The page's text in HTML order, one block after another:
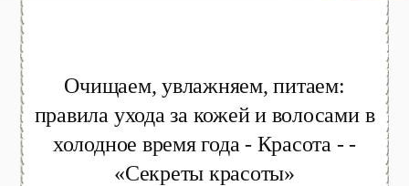
Очищаем, увлажняем, питаем:
правила ухода за кожей и волосами в
холодное время года - Красота - -
«Секреты красоты»